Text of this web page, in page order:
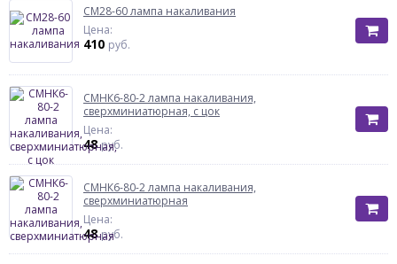
СМ28-60 лампа накаливания
Цена:
410 руб.
СМНК6-80-2 лампа накаливания,
сверхминиатюрная, с цок
Цена:
48руб.
СМНК6-80-2 лампа накаливания,
сверхминиатюрная
Цена:
48руб.